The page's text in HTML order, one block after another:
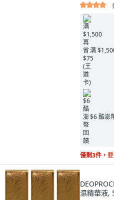
(
满
$6 酷澎
僅剩3件，
濕精華液,